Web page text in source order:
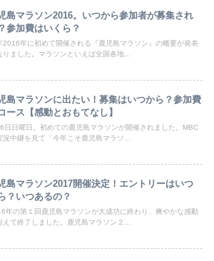
島マラソン2016。いつから参加者が募集され
参加費はいくら？
2016年に初めて開催される『鹿児島マラソン』の概要が発表
りました。マラソンといえば全国各地...
島マラソンに出たい！募集はいつから？参加費
ース【感動とおもてなし】
日日曜日。初めての鹿児島マラソンが開催されました。MBC
況中継を見て「今年こそ鹿児島マラソ...
島マラソン2017開催決定！エントリーはいつ
？いつあるの？
年の第１回鹿児島マラソンが大成功に終わり、爽やかな感動
えて終了しました。鹿児島マラソン２...